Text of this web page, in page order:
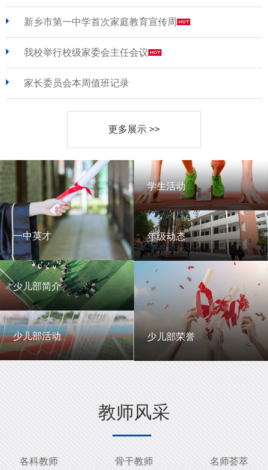
新乡市第一中学首次家庭教育宣传周
我校举行校级家委会主任会议
家长委员会本周值班记录
更多展示 >>
一中英才
一中英才
少儿部简介
少儿部简介
少儿部活动
少儿部活动
学生活动
学生活动
年级动态
年级动态
少儿部荣誉
少儿部荣誉
教师风采
各科教师 骨干教师 名师荟萃